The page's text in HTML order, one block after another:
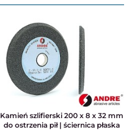
Kamień szlifierski 200 x 8 x 32 mm
do ostrzenia pił | ściernica płaska